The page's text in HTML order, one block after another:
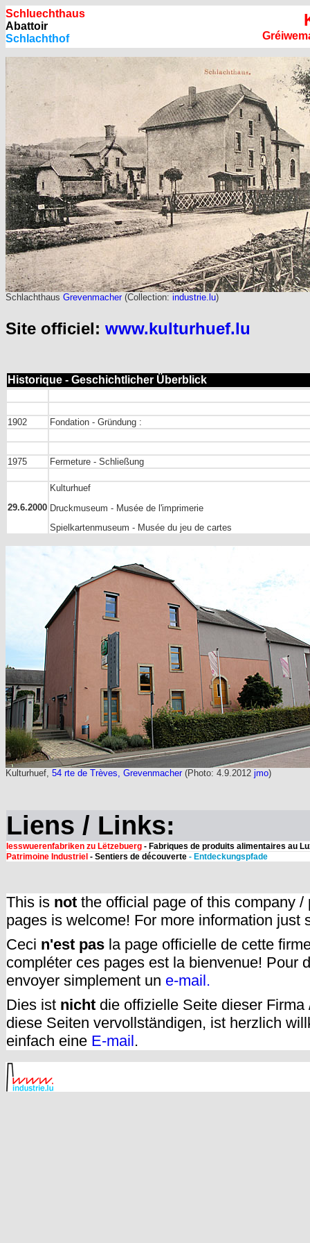
Schluechthaus
Abattoir
Schlachthof
Schlachthaus Grevenmacher(Collection: industrie.lu)
Site officiel: www.kulturhuef.lu
Historique - Geschichtlicher Überblick
1902 Fondation - Gründung :
1975 Fermeture - Schließung
29.6.2000
Kulturhuef
Druckmuseum - Musée de l'imprimerie
Spielkartenmuseum - Musée du jeu de cartes
Kulturhuef, 54 rte de Trèves, Grevenmacher(Photo: 4.9.2012 jmo)
Liens / Links:
Iesswuerenfabriken zu Lëtzebuerg - Fabriques de produits alimentaires au
Patrimoine Industriel - Sentiers de découverte - Entdeckungspfade
This is not the official page of this company
pages is welcome! For more information just
Ceci n'est pas la page officielle de cette
compléter ces pages est la bienvenue! Pour
envoyer simplement un e-mail.
Dies ist nicht die offizielle Seite dieser
diese Seiten vervollständigen, ist herzlich
einfach eine E-mail.